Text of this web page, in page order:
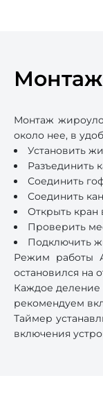
Монтаж
около нее, в
Установить
Разъединить
Соединить
Соединить
Открыть кран
Проверить
Подключить
Режим работы
остановился на
Каждое деление
рекомендуем
Таймер
включения